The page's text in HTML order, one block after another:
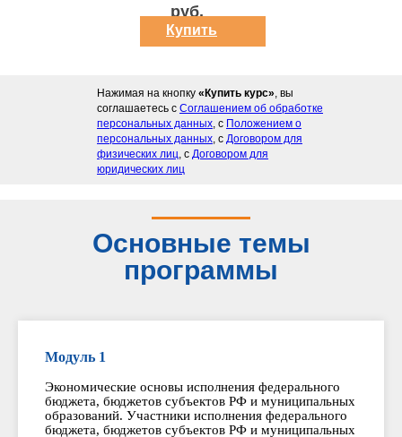
руб.
Купить
курс
Нажимая на кнопку «Купить курс», вы
соглашаетесь с Соглашением об обработке
персональных данных, с Положением о
персональных данных, с Договором для
физических лиц, с Договором для
юридических лиц
Основные темы
программы
Модуль 1
Экономические основы исполнения федерального
бюджета, бюджетов субъектов РФ и муниципальных
образований. Участники исполнения федерального
бюджета, бюджетов субъектов РФ и муниципальных